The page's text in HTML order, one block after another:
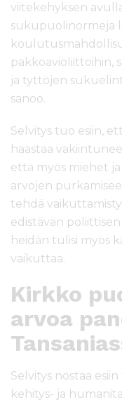
viitekehyksen
sukupuolinormeja
pakkoavioliittoihin,
ja tyttöjen
sanoo.
Selvitys tuo esiin,
haastaa
että myös miehet
arvojen
tehdä
edistävän
heidän tulisi myös
vaikuttaa.
Kirkko
arvoa
Selvitys nostaa
kehitys- ja